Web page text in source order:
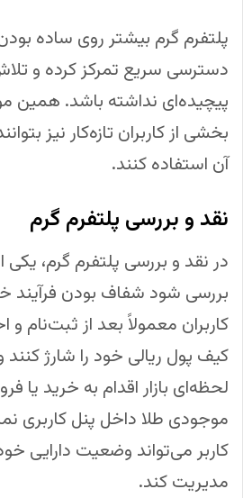
پلتفرم گرم بیشتر روی ساده
دسترسی سریع تمرکز کرده و
پیچیده‌ای نداشته باشد.
بخشی از کاربران تازه‌کار نیز
آن استفاده کنند.
نقد و بررسی پلتفرم گرم
در نقد و بررسی پلتفرم گرم، یکی
بررسی شود شفاف بودن
کاربران معمولاً بعد از ثبت‌نام و
کیف پول ریالی خود را شارژ
لحظه‌ای بازار اقدام به خرید یا
موجودی طلا داخل پنل کاربری
کاربر می‌تواند وضعیت دارایی
مدیریت کند.